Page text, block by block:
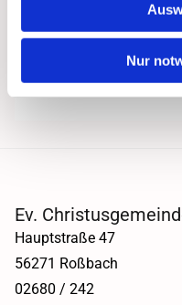
Nur
Ev.
Hauptstraße 47
56271 Roßbach
02680 / 242